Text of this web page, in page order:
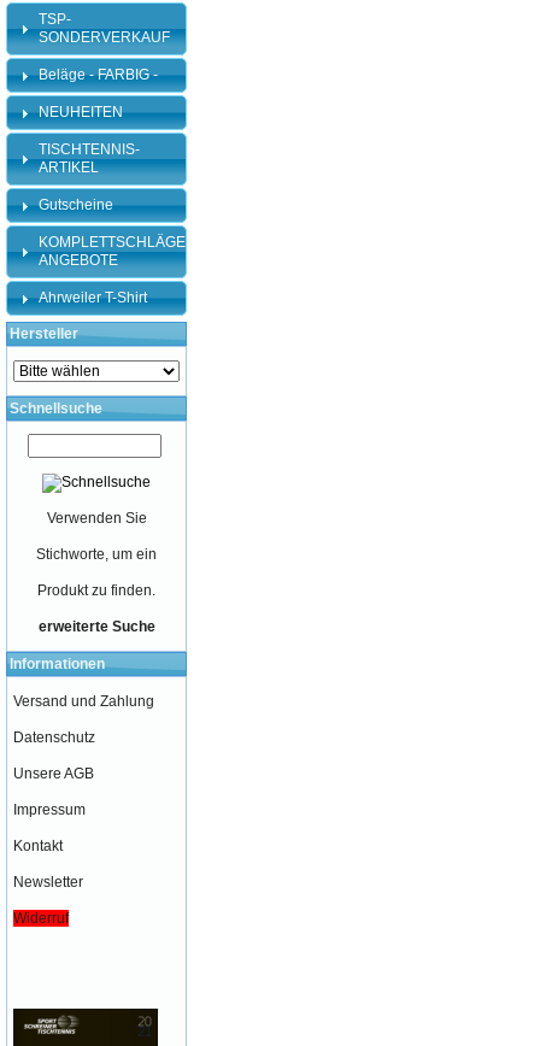
TSP-
SONDERVERKAUF
Beläge - FARBIG -
NEUHEITEN
TISCHTENNIS-
ARTIKEL
Gutscheine
KOMPLETTSCHLÄGER-
ANGEBOTE
Ahrweiler T-Shirt
Hersteller
Schnellsuche
Verwenden Sie
Stichworte, um ein
Produkt zu finden.
erweiterte Suche
Informationen
Versand und Zahlung
Datenschutz
Unsere AGB
Impressum
Kontakt
Newsletter
Widerruf